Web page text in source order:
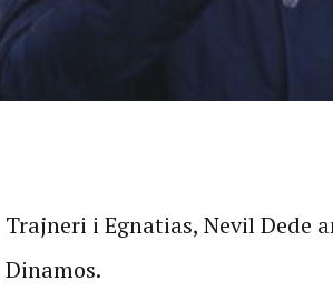
Trajneri i Egnatias, Nevil Dede
Dinamos.